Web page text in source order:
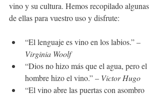
vino y su cultura. Hemos recopilado algunas
de ellas para vuestro uso y disfrute:
“El lenguaje es vino en los labios.” –
Virginia Woolf
“Dios no hizo más que el agua, pero el
hombre hizo el vino.” – Victor Hugo
“El vino abre las puertas con asombro